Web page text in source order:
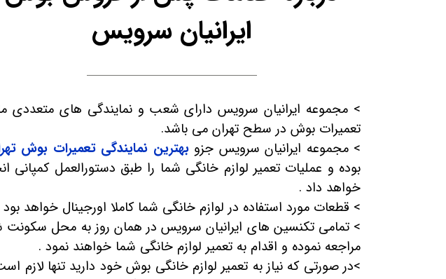
ایرانیان سرویس
> مجموعه ایرانیان سرویس دارای شعب و نمایندگی های متعددی
تعمیرات بوش در سطح تهران می باشد.
> مجموعه ایرانیان سرویس جزوبهترین نمایندگی تعمیرات بوش
بوده و عملیات تعمیر لوازم خانگی شما را طبق دستورالعمل کمپانی
خواهد داد .
> قطعات مورد استفاده در لوازم خانگی شما کاملا اورجینال خواهد
> تمامی تکنسین های ایرانیان سرویس در همان روز به محل سکونت
مراجعه نموده و اقدام به تعمیر لوازم خانگی شما خواهند نمود .
>در صورتی که نیاز به تعمیر لوازم خانگی بوش خود دارید تنها لازم